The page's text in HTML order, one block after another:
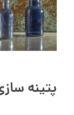
پتینه